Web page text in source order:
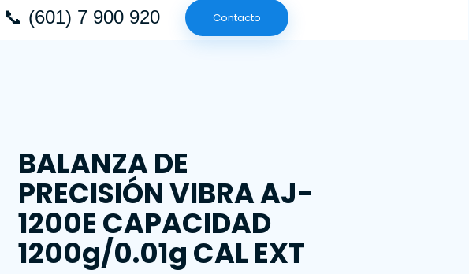
📞 (601) 7 900 920 Contacto
BALANZA DE
PRECISIÓN VIBRA AJ-
1200E CAPACIDAD
1200g/0.01g CAL EXT